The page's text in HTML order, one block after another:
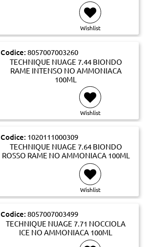
Wishlist
Codice: 8057007003260
TECHNIQUE NUAGE 7.44 BIONDO
RAME INTENSO NO AMMONIACA
100ML
Wishlist
Codice: 1020111000309
TECHNIQUE NUAGE 7.64 BIONDO
ROSSO RAME NO AMMONIACA 100ML
Wishlist
Codice: 8057007003499
TECHNIQUE NUAGE 7.71 NOCCIOLA
ICE NO AMMONIACA 100ML